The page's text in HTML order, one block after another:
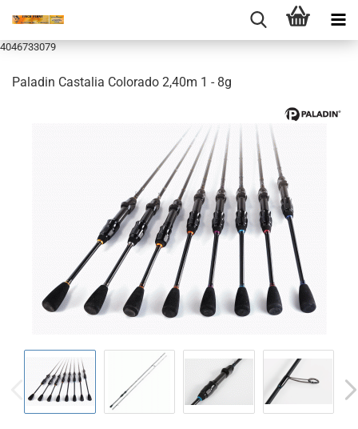
4046733079
Paladin Castalia Colorado 2,40m 1 - 8g